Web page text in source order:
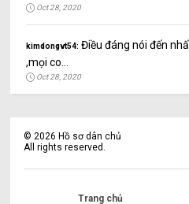
Oct 28, 2020
kimdongvt54: Điều đáng nói đến
,mọi co...
Oct 28, 2020
© 2026 Hồ sơ dân chủ
All rights reserved.
Trang chủ